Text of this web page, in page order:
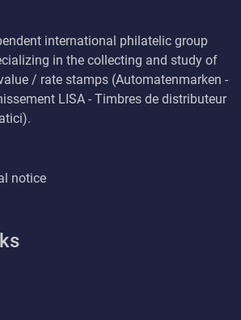
international philatelic group
in the collecting and study of
/ rate stamps (Automatenmarken -
LISA - Timbres de distributeur
notice